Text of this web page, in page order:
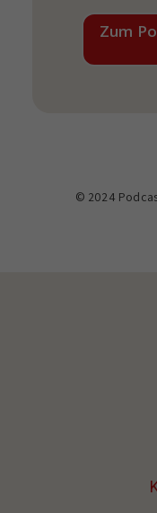
Zum
© 2024